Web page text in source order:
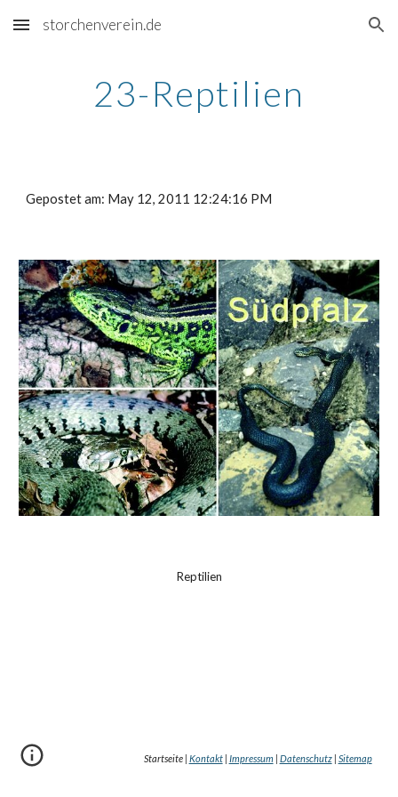
Skip to main content Skip to navigation
storchenverein.de
23-Reptilien
Gepostet am: May 12, 2011 12:24:16 PM
Reptilien
Startseite | Kontakt| Impressum | Datenschutz| Sitemap